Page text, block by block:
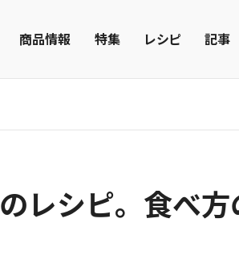
商品情報 特集 レシピ 記事
レシピ。食べ方